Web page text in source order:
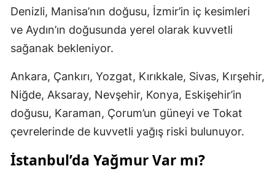
Denizli, Manisa’nın doğusu, İzmir’in iç kesimleri
ve Aydın’ın doğusunda yerel olarak kuvvetli
sağanak bekleniyor.
Ankara, Çankırı, Yozgat, Kırıkkale, Sivas, Kırşehir,
Niğde, Aksaray, Nevşehir, Konya, Eskişehir’in
doğusu, Karaman, Çorum’un güneyi ve Tokat
çevrelerinde de kuvvetli yağış riski bulunuyor.
İstanbul’da Yağmur Var mı?